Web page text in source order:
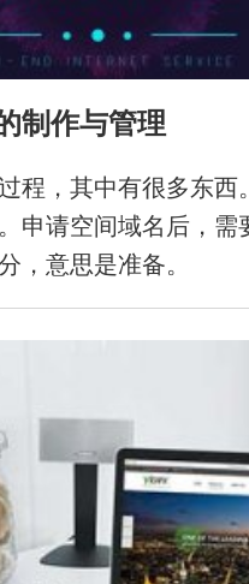
制作与管理
程，其中有很多东西
申请空间域名后，需
，意思是准备。